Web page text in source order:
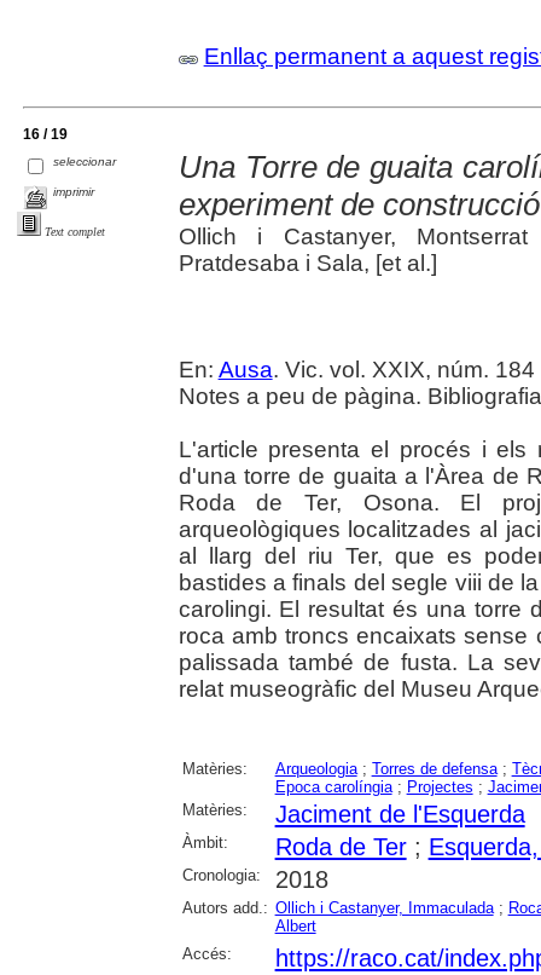
Enllaç permanent a aquest
16 / 19
seleccionar
imprimir
Text complet
Una Torre de guaita
experiment de
Ollich i Castanyer,
Pratdesaba i Sala, [et al.]
En: Ausa. Vic. vol. XXIX, núm.
Notes a peu de pàgina.
L'article presenta el procés i els
d'una torre de guaita a l'Àrea de
Roda de Ter, Osona. El
arqueològiques localitzades al
al llarg del riu Ter, que es
bastides a finals del segle viii de
carolingi. El resultat és una torre
roca amb troncs encaixats sense
palissada també de fusta. La
relat museogràfic del Museu
Matèries: Arqueologia; Torres de defensa;
Epoca carolíngia; Projectes ;
Matèries:
Jaciment de l'Esquerda
Àmbit: Roda de Ter;
Cronologia: 2018
Autors add.: Ollich i Castanyer, Immaculada;
Albert
Accés:
https://raco.cat/